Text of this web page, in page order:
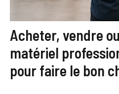
Acheter, vendre
matériel
pour faire le bon